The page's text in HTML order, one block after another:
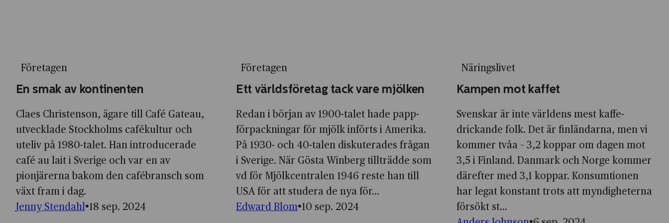
Företagen
En smak av kontinenten
Claes Christenson, ägare till Café Gateau,
utvecklade Stockholms café­kultur och
uteliv på 1980-talet. Han introducerade
café au lait i Sverige och var en av
pionjärerna bakom den café­bransch som
växt fram i dag.
Jenny Stendahl 18 sep. 2024
Företagen
Ett världsföretag tack vare mjölken
Redan i början av 1900-talet hade papp­
förpackningar för mjölk införts i Amerika.
På 1930- och 40-talen diskuterades frågan
i Sverige. När Gösta Winberg tillträdde som
vd för Mjölk­centralen 1946 reste han till
USA för att studera de nya för­...
Edward Blom 10 sep. 2024
Näringslivet
Kampen mot kaffet
Svenskar är inte världens mest kaffe­
drickande folk. Det är finländarna, men vi
kommer tvåa – 3,2 koppar om dagen mot
3,5 i Finland. Danmark och Norge kommer
därefter med 3,1 koppar. Konsumtionen
har legat konstant trots att myndigheterna
försökt st...